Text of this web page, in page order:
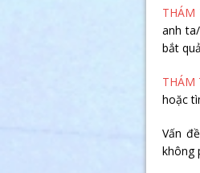
THÁM
anh
bắt
THÁM
hoặc
Vấn
không